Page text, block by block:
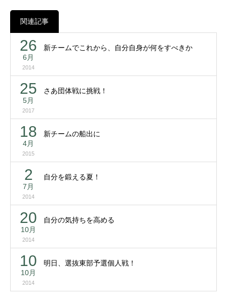
関連記事
26
6月
2014
新チームでこれから、自分自身が何をすべきか
25
5月
2017
さあ団体戦に挑戦！
18
4月
2015
新チームの船出に
2
7月
2014
自分を鍛える夏！
20
10月
2014
自分の気持ちを高める
10
10月
2014
明日、選抜東部予選個人戦！